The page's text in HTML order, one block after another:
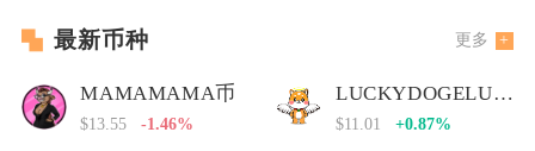
最新币种 更多
MAMAMAMA币
$13.55 -1.46%
LUCKYDOGELUCKYDOGE币
$11.01 +0.87%